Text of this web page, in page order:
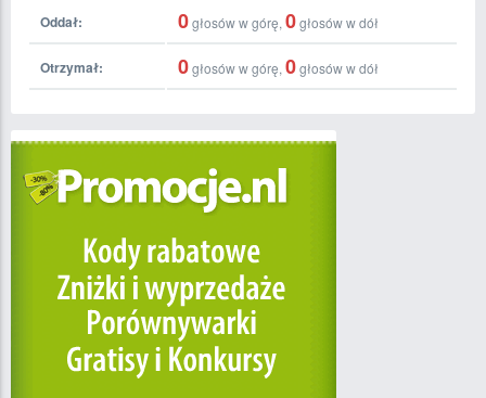
Oddał: 0głosów w górę, 0głosów w dół
Otrzymał: 0głosów w górę, 0głosów w dół